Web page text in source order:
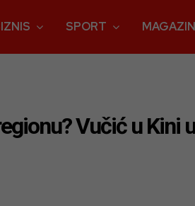
SPORT MAGAZIN
Vučić u Kini